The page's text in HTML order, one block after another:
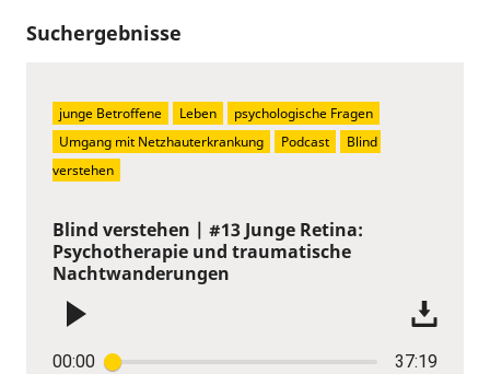
Suchergebnisse
Blind verstehen | #13 Junge Retina:
Psychotherapie und traumatische
Nachtwanderungen
00:00 37:19
junge Betroffene Leben
psychologische Fragen
Umgang mit Netzhauterkrankung
Podcast
Blind
verstehen